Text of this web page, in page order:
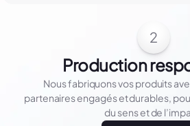
2
Production
Nous fabriquons vos produits
partenaires engagés et durables,
du sens et de